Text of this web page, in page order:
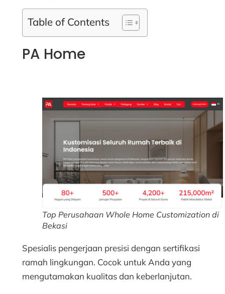
Table of Contents
PA Home
Top Perusahaan Whole Home Customization di
Bekasi
Spesialis pengerjaan presisi dengan sertifikasi
ramah lingkungan. Cocok untuk Anda yang
mengutamakan kualitas dan keberlanjutan.